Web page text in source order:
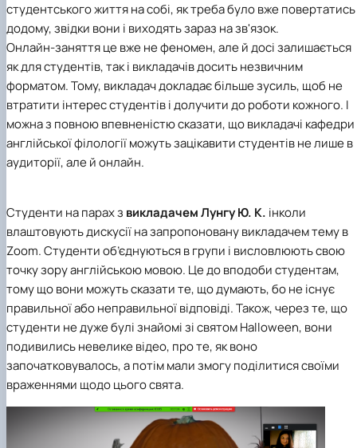
студентського життя на собі, як треба було вже повертатись
додому, звідки вони і виходять зараз на зв'язок.
Онлайн-заняття це вже не феномен, але й досі залишається
як для студентів, так і викладачів досить незвичним
форматом. Тому, викладач докладає більше зусиль, щоб не
втратити інтерес студентів і долучити до роботи кожного. І
можна з повною впевненістю сказати, що викладачі кафедри
англійської філології можуть зацікавити студентів не лише в
аудиторії, але й онлайн.
Студенти на парах з викладачем Лунгу Ю. К. інколи
влаштовують дискусії на запропоновану викладачем тему в
Zoom. Студенти об’єднуються в групи і висловлюють свою
точку зору англійською мовою. Це до вподоби студентам,
тому що вони можуть сказати те, що думають, бо не існує
правильної або неправильної відповіді. Також, через те, що
студенти не дуже булі знайомі зі святом Halloween, вони
подивились невелике відео, про те, як воно
започатковувалось, а потім мали змогу поділитися своїми
враженнями щодо цього свята.